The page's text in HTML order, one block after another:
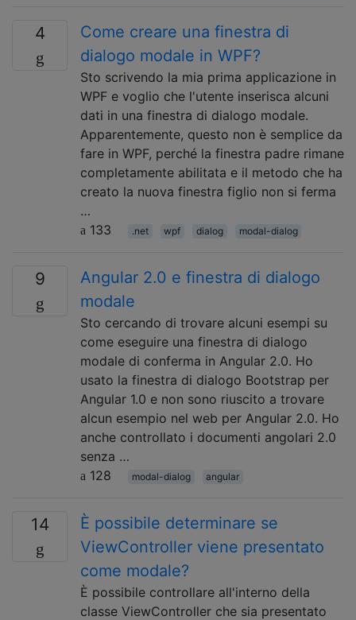
4
Come creare una finestra di
dialogo modale in WPF?
Sto scrivendo la mia prima applicazione in
WPF e voglio che l'utente inserisca alcuni
dati in una finestra di dialogo modale.
Apparentemente, questo non è semplice da
fare in WPF, perché la finestra padre rimane
completamente abilitata e il metodo che ha
creato la nuova finestra figlio non si ferma
…
133
.net wpf dialog modal-dialog
9
Angular 2.0 e finestra di dialogo
modale
Sto cercando di trovare alcuni esempi su
come eseguire una finestra di dialogo
modale di conferma in Angular 2.0. Ho
usato la finestra di dialogo Bootstrap per
Angular 1.0 e non sono riuscito a trovare
alcun esempio nel web per Angular 2.0. Ho
anche controllato i documenti angolari 2.0
senza …
128
modal-dialog angular
14
È possibile determinare se
ViewController viene presentato
come modale?
È possibile controllare all'interno della
classe ViewController che sia presentato